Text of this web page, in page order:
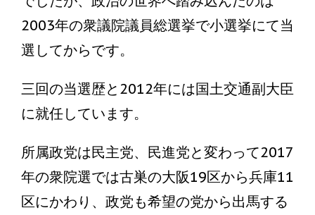
2003年の衆議院議員総選挙で小選挙にて当
選してからです。
三回の当選歴と2012年には国土交通副大臣
に就任しています。
所属政党は民主党、民進党と変わって2017
年の衆院選では古巣の大阪19区から兵庫11
区にかわり、政党も希望の党から出馬する